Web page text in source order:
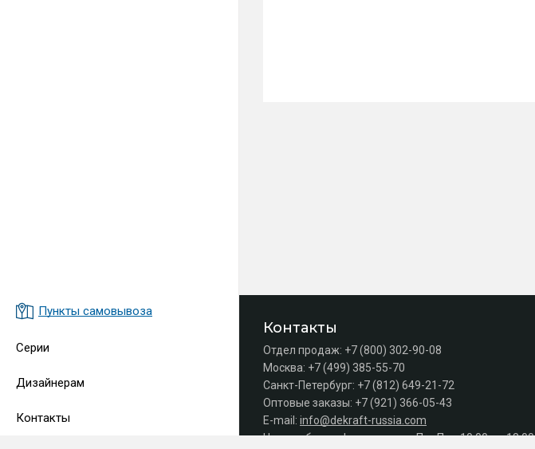
Пункты самовывоза
Серии
Дизайнерам
Контакты
Контакты
Отдел продаж: +7 (800) 302-90-08
Москва: +7 (499) 385-55-70
Санкт-Петербург: +7 (812) 649-21-72
Оптовые заказы: +7 (921) 366-05-43
E-mail: info@dekraft-russia.com
Часы работы офиса продаж: Пн–Пт с 10:00 до 18:00